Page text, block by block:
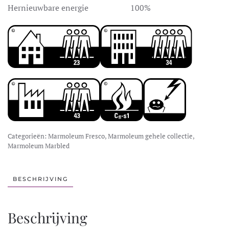
Hernieuwbare energie
100%
Categorieën: Marmoleum Fresco,Marmoleum gehele collectie,
Marmoleum Marbled
BESCHRIJVING
Beschrijving